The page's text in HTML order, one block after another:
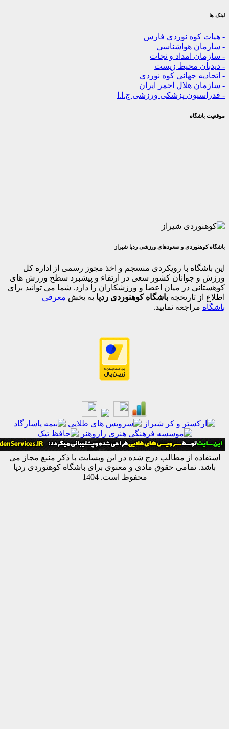
نوردی فارس
هواشناسی
امداد و نجات
محیط زیست
جهانی کوه نوردی
هلال احمر ایران
پزشکی ورزشی ج.ا.ا
و صعودهای ورزشی ردپا شیراز
با رویکردی منسجم و اخذ مجوز رسمی از اداره کل
کشور سعی در ارتقاء و پیشبرد سطح ورزش های
در میان اعضا و ورزشکاران را دارد. شما می توانید برای
تاریخچه باشگاه کوهنوردی ردپابه بخش معرفی
نمایید.
از مطالب درج شده در این وبسایت با ذکر منبع مجاز می
تمامی حقوق مادی و معنوی برای باشگاه کوهنوردی ردپا
محفوظ است. 1404